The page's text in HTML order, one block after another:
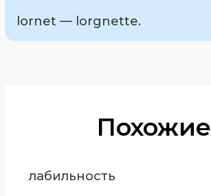
lornet — lorgnette.
Похожие
лабильность